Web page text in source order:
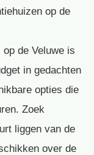
op de
de Veluwe is
in gedachten
opties die
Zoek
liggen van de
over de